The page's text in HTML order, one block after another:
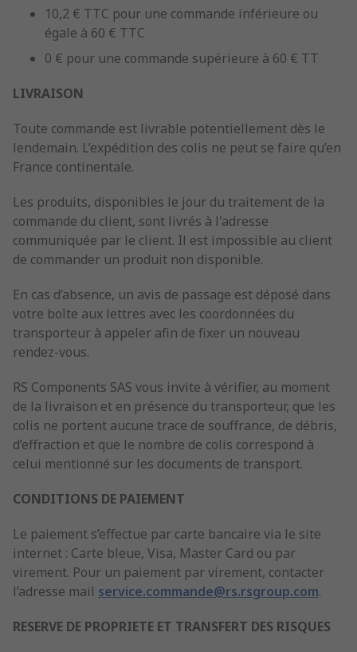
10,2 € TTC pour une commande inférieure ou
égale à 60 € TTC
0 € pour une commande supérieure à 60 € TT
LIVRAISON
Toute commande est livrable potentiellement dès le
lendemain. L’expédition des colis ne peut se faire qu’en
France continentale.
Les produits, disponibles le jour du traitement de la
commande du client, sont livrés à l'adresse
communiquée par le client. Il est impossible au client
de commander un produit non disponible.
En cas d’absence, un avis de passage est déposé dans
votre boîte aux lettres avec les coordonnées du
transporteur à appeler afin de fixer un nouveau
rendez-vous.
RS Components SAS vous invite à vérifier, au moment
de la livraison et en présence du transporteur, que les
colis ne portent aucune trace de souffrance, de débris,
d’effraction et que le nombre de colis correspond à
celui mentionné sur les documents de transport.
CONDITIONS DE PAIEMENT
Le paiement s’effectue par carte bancaire via le site
internet : Carte bleue, Visa, Master Card ou par
virement. Pour un paiement par virement, contacter
l’adresse mail service.commande@rs.rsgroup.com.
RESERVE DE PROPRIETE ET TRANSFERT DES RISQUES